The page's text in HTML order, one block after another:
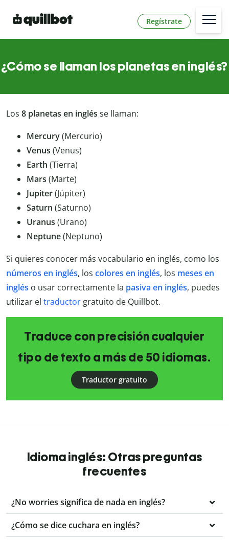
Regístrate
¿Cómo se llaman los planetas en inglés?
Los 8 planetas en inglés se llaman:
Mercury(Mercurio)
Venus (Venus)
Earth (Tierra)
Mars (Marte)
Jupiter(Júpiter)
Saturn (Saturno)
Uranus (Urano)
Neptune(Neptuno)
Si quieres conocer más vocabulario en inglés, como los
números en inglés, los colores en inglés, los meses en
inglés o usar correctamente la pasiva en inglés, puedes
utilizar el traductor gratuito de Quillbot.
Traduce con precisión cualquier
tipo de texto a más de 50 idiomas.
Traductor gratuito
Idioma inglés: Otras preguntas
frecuentes
¿No worries significa de nada en inglés?
¿Cómo se dice cuchara en inglés?